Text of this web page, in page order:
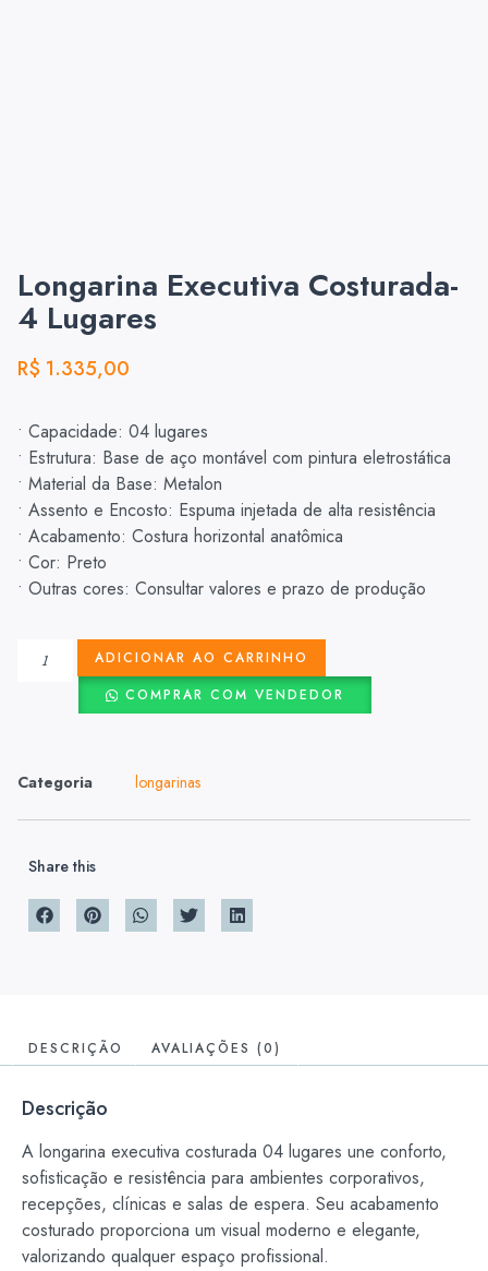
Longarina Executiva Costurada-
4 Lugares
R$ 1.335,00
• Capacidade: 04 lugares
• Estrutura: Base de aço montável com pintura eletrostática
• Material da Base: Metalon
• Assento e Encosto: Espuma injetada de alta resistência
• Acabamento: Costura horizontal anatômica
• Cor: Preto
• Outras cores: Consultar valores e prazo de produção
ADICIONAR AO CARRINHO
COMPRAR COM VENDEDOR
Categoria longarinas
Share this
DESCRIÇÃO AVALIAÇÕES (0)
Descrição
A longarina executiva costurada 04 lugares une conforto,
sofisticação e resistência para ambientes corporativos,
recepções, clínicas e salas de espera. Seu acabamento
costurado proporciona um visual moderno e elegante,
valorizando qualquer espaço profissional.